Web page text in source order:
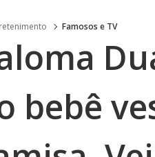
Famosos e TV
bebê